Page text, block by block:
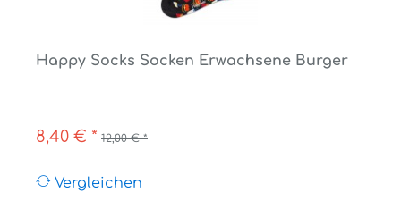
Happy Socks Socken Erwachsene Burger
8,40 € * 12,00 € *
Vergleichen